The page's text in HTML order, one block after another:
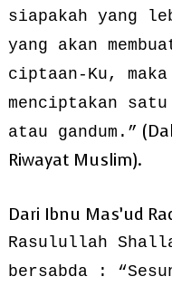
siapakah yang
yang akan
ciptaan-Ku, maka
menciptakan
atau gandum.”
Riwayat Muslim).
Dari Ibnu Mas’ud
Rasulullah
bersabda :